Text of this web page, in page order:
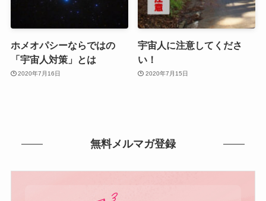
ホメオパシーならではの
「宇宙人対策」とは
2020年7月16日
宇宙人に注意してくださ
い！
2020年7月15日
無料メルマガ登録